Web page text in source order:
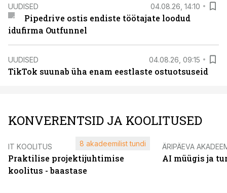
UUDISED 04.08.26, 14:10
Pipedrive ostis endiste töötajate loodud
idufirma Outfunnel
UUDISED 04.08.26, 09:15
TikTok suunab üha enam eestlaste ostuotsuseid
KONVERENTSID JA KOOLITUSED
IT KOOLITUS
Praktilise projektijuhtimise
koolitus - baastase
8 akadeemilist tundi ÄRIPÄEVA
AI müügis ja